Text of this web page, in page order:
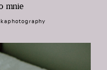
mnie